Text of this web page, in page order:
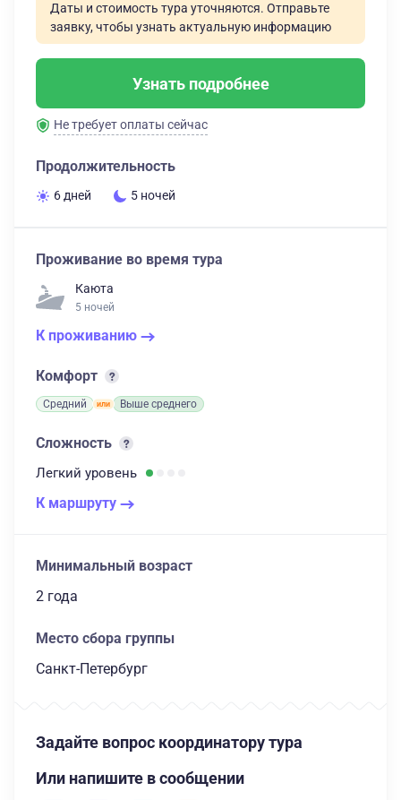
Даты и стоимость тура уточняются. Отправьте
заявку, чтобы узнать актуальную информацию
Узнать подробнее
Не требует оплаты сейчас
Продолжительность
6 дней 5 ночей
Проживание во время тура
Каюта
5 ночей
К проживанию
Комфорт
Средний Выше среднего
Сложность
Легкий уровень
К маршруту
Минимальный возраст
2 года
Место сбора группы
Санкт-Петербург
Задайте вопрос координатору тура
Или напишите в сообщении